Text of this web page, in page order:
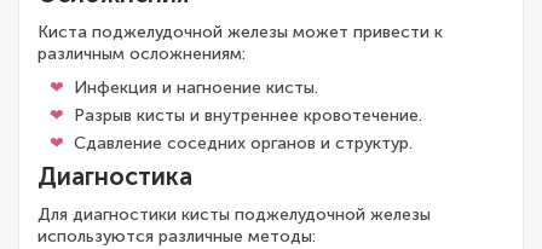
Киста поджелудочной железы может привести к
различным осложнениям:
Инфекция и нагноение кисты.
Разрыв кисты и внутреннее кровотечение.
Сдавление соседних органов и структур.
Диагностика
Для диагностики кисты поджелудочной железы
используются различные методы: